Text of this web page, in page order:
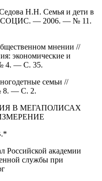
Н.Н. Семья и дети в
// СОЦИС. — 2006. — № 11.
мнении //
экономические и
4. — С. 35.
семьи //
8. — С. 2.
В МЕГАПОЛИСАХ
Российской академии
службы при